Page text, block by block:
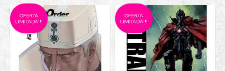
OFERTA
LIMITADA!!!
OFERTA
LIMITADA!!!